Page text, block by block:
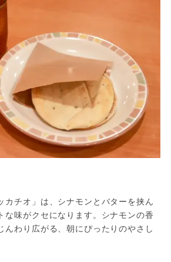
カチオ」は、シナモンとバターを挟ん
な味がクセになります。シナモンの香
んわり広がる、朝にぴったりのやさし